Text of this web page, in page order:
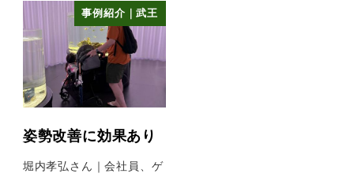
事例紹介｜武王
姿勢改善に効果あり
堀内孝弘さん｜会社員、ゲ